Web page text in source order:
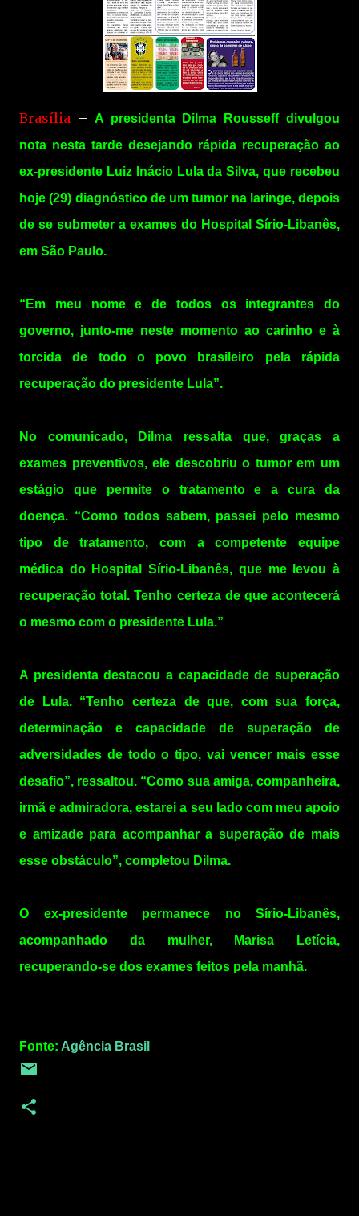
Brasília – A presidenta Dilma Rousseff divulgou
nota nesta tarde desejando rápida recuperação ao
ex-presidente Luiz Inácio Lula da Silva, que recebeu
hoje (29) diagnóstico de um tumor na laringe, depois
de se submeter a exames do Hospital Sírio-Libanês,
em São Paulo.
“Em meu nome e de todos os integrantes do
governo, junto-me neste momento ao carinho e à
torcida de todo o povo brasileiro pela rápida
recuperação do presidente Lula”.
No comunicado, Dilma ressalta que, graças a
exames preventivos, ele descobriu o tumor em um
estágio que permite o tratamento e a cura da
doença. “Como todos sabem, passei pelo mesmo
tipo de tratamento, com a competente equipe
médica do Hospital Sírio-Libanês, que me levou à
recuperação total. Tenho certeza de que acontecerá
o mesmo com o presidente Lula.”
A presidenta destacou a capacidade de superação
de Lula. “Tenho certeza de que, com sua força,
determinação e capacidade de superação de
adversidades de todo o tipo, vai vencer mais esse
desafio”, ressaltou. “Como sua amiga, companheira,
irmã e admiradora, estarei a seu lado com meu apoio
e amizade para acompanhar a superação de mais
esse obstáculo”, completou Dilma.
O ex-presidente permanece no Sírio-Libanês,
acompanhado da mulher, Marisa Letícia,
recuperando-se dos exames feitos pela manhã.
Fonte: Agência Brasil